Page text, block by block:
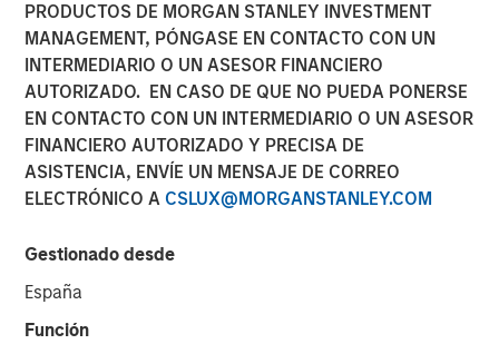
PRODUCTOS DE MORGAN STANLEY INVESTMENT
MANAGEMENT, PÓNGASE EN CONTACTO CON UN
INTERMEDIARIO O UN ASESOR FINANCIERO
AUTORIZADO. EN CASO DE QUE NO PUEDA PONERSE
EN CONTACTO CON UN INTERMEDIARIO O UN ASESOR
FINANCIERO AUTORIZADO Y PRECISA DE
ASISTENCIA, ENVÍE UN MENSAJE DE CORREO
ELECTRÓNICO A CSLUX@MORGANSTANLEY.COM
Gestionado desde
España
Función
US Multifamily: A Cyclical
Opportunity with
Structural Demand
Support
13 ABRIL 2026
The Author